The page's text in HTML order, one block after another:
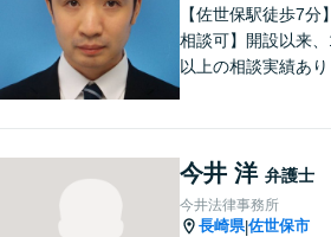
【佐世保駅徒歩7分
相談可】開設以来
以上の相談実績あり
題・企業法務等、お
はなんでもご相談く
【他士業連携】
今井 洋 弁護士
今井法律事務所
長崎県|佐世保市